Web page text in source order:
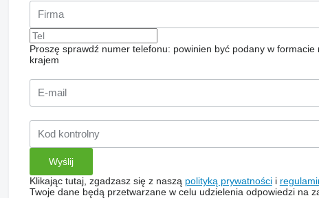
Proszę sprawdź numer telefonu: powinien być podany w
krajem
Klikając tutaj, zgadzasz się z naszą polityką prywatnościi
Twoje dane będą przetwarzane w celu udzielenia odpowiedzi na